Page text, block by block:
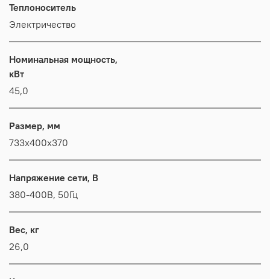
Теплоноситель
Электричество
Номинальная мощность,
кВт
45,0
Размер, мм
733x400x370
Напряжение сети, В
380-400В, 50Гц
Вес, кг
26,0